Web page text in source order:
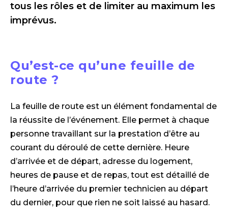
tous les rôles et de limiter au maximum les
imprévus.
Qu’est-ce qu’une feuille de
route ?
La feuille de route est un élément fondamental de
la réussite de l’événement. Elle permet à chaque
personne travaillant sur la prestation d’être au
courant du déroulé de cette dernière. Heure
d’arrivée et de départ, adresse du logement,
heures de pause et de repas, tout est détaillé de
l’heure d’arrivée du premier technicien au départ
du dernier, pour que rien ne soit laissé au hasard.